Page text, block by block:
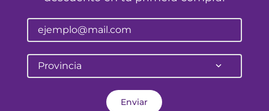
Provincia
Enviar